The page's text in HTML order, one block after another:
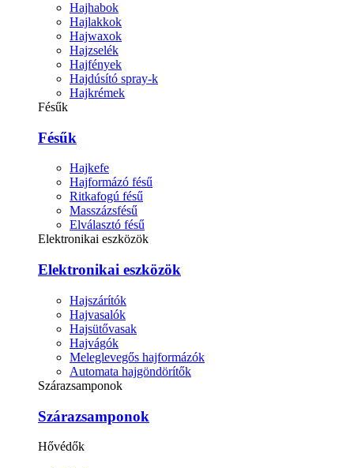
Hajhabok
Hajlakkok
Hajwaxok
Hajzselék
Hajfények
Hajdúsító spray-k
Hajkrémek
Fésűk
Fésűk
Hajkefe
Hajformázó fésű
Ritkafogú fésű
Masszázsfésű
Elválasztó fésű
Elektronikai eszközök
Elektronikai eszközök
Hajszárítók
Hajvasalók
Hajsütővasak
Hajvágók
Meleglevegős hajformázók
Automata hajgöndörítők
Szárazsamponok
Szárazsamponok
Hővédők